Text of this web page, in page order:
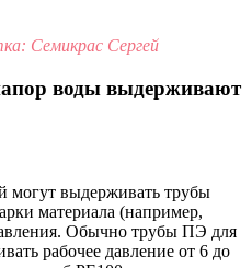
Семикрас Сергей
воды выдерживают
могут выдерживать трубы
материала (например,
Обычно трубы ПЭ для
рабочее давление от 6 до